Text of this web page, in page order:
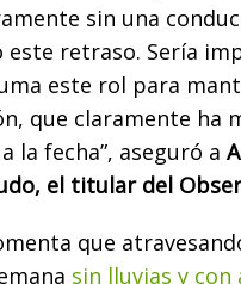
sin una
este retraso. Sería
este rol para
que claramente ha
la fecha”, aseguró a
el titular del
que
sin lluvias y con